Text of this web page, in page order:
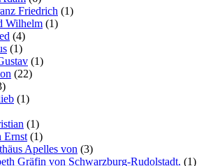
Friedrich (1)
Wilhelm (1)
(4)
(1)
(1)
(22)
(1)
(1)
Ernst (1)
Apelles von (3)
Gräfin von Schwarzburg-Rudolstadt. (1)